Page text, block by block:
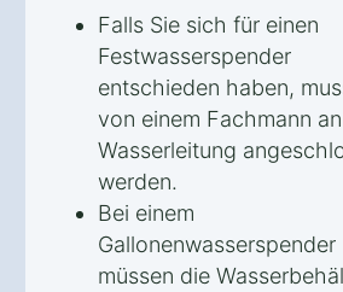
Falls Sie sich für einen
Festwasserspender
entschieden haben,
von einem Fachmann
Wasserleitung
werden.
Bei einem
Gallonenwasserspender
müssen die